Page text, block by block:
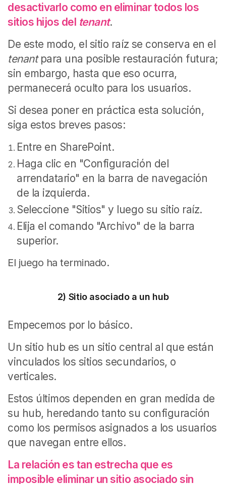
desactivarlo como en eliminar todos los
sitios hijos del tenant.
De este modo, el sitio raíz se conserva en el
tenantpara una posible restauración futura;
sin embargo, hasta que eso ocurra,
permanecerá oculto para los usuarios.
Si desea poner en práctica esta solución,
siga estos breves pasos:
Entre en SharePoint.
Haga clic en "Configuración del
arrendatario" en la barra de navegación
de la izquierda.
Seleccione "Sitios" y luego su sitio raíz.
Elija el comando "Archivo" de la barra
superior.
El juego ha terminado.
2) Sitio asociado a un hub
Empecemos por lo básico.
Un sitio hub es un sitio central al que están
vinculados los sitios secundarios, o
verticales.
Estos últimos dependen en gran medida de
su hub, heredando tanto su configuración
como los permisos asignados a los usuarios
que navegan entre ellos.
La relación es tan estrecha que es
imposible eliminar un sitio asociado sin